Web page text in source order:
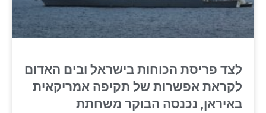
לצד פריסת הכוחות בישראל ובים האדום
לקראת אפשרות של תקיפה אמריקאית
באיראן, נכנסה הבוקר משחתת